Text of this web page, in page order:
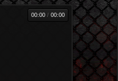
00:00 / 00:00